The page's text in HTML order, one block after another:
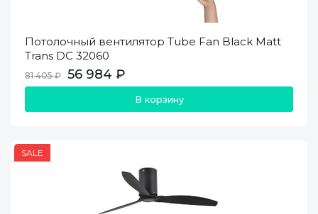
Потолочный вентилятор Tube Fan Black Matt
Trans DC 32060
81 405 ₽ 56 984 ₽
В корзину
SALE